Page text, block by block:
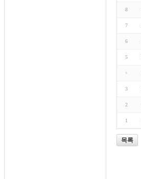
8
7
6
5
3
2
1
목록